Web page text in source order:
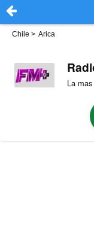
Chile > Arica
La